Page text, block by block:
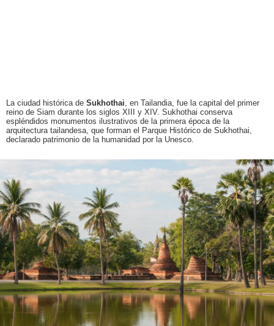
La ciudad histórica de Sukhothai , en Tailandia, fue la capital del primer
reino de Siam durante los siglos XIII y XIV. Sukhothai conserva
espléndidos monumentos ilustrativos de la primera época de la
arquitectura tailandesa, que forman el Parque Histórico de Sukhothai,
declarado patrimonio de la humanidad por la Unesco.